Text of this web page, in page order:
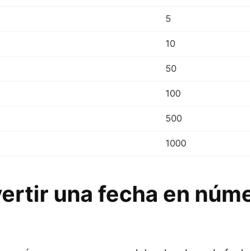
5
10
50
100
500
1000
una fecha en